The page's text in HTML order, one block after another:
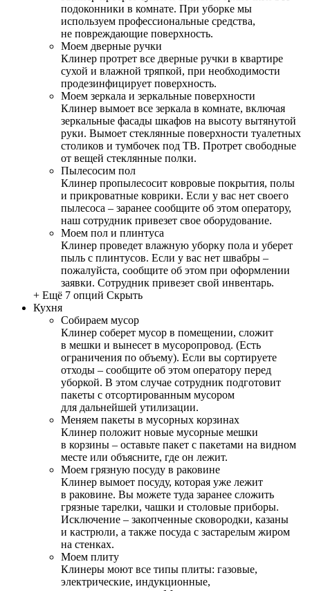
подоконники в комнате. При уборке мы
используем профессиональные средства,
не повреждающие поверхность.
Моем дверные ручки
Клинер протрет все дверные ручки в квартире
сухой и влажной тряпкой, при необходимости
продезинфицирует поверхность.
Моем зеркала и зеркальные поверхности
Клинер вымоет все зеркала в комнате, включая
зеркальные фасады шкафов на высоту вытянутой
руки. Вымоет стеклянные поверхности туалетных
столиков и тумбочек под ТВ. Протрет свободные
от вещей стеклянные полки.
Пылесосим пол
Клинер пропылесосит ковровые покрытия, полы
и прикроватные коврики. Если у вас нет своего
пылесоса – заранее сообщите об этом оператору,
наш сотрудник привезет свое оборудование.
Моем пол и плинтуса
Клинер проведет влажную уборку пола и уберет
пыль с плинтусов. Если у вас нет швабры –
пожалуйста, сообщите об этом при оформлении
заявки. Сотрудник привезет свой инвентарь.
+ Ещё 7 опций Скрыть
Кухня
Собираем мусор
Клинер соберет мусор в помещении, сложит
в мешки и вынесет в мусоропровод. (Есть
ограничения по объему). Если вы сортируете
отходы – сообщите об этом оператору перед
уборкой. В этом случае сотрудник подготовит
пакеты с отсортированным мусором
для дальнейшей утилизации.
Меняем пакеты в мусорных корзинах
Клинер положит новые мусорные мешки
в корзины – оставьте пакет с пакетами на видном
месте или объясните, где он лежит.
Моем грязную посуду в раковине
Клинер вымоет посуду, которая уже лежит
в раковине. Вы можете туда заранее сложить
грязные тарелки, чашки и столовые приборы.
Исключение – закопченные сковородки, казаны
и кастрюли, а также посуда с застарелым жиром
на стенках.
Моем плиту
Клинеры моют все типы плиты: газовые,
электрические, индукционные,